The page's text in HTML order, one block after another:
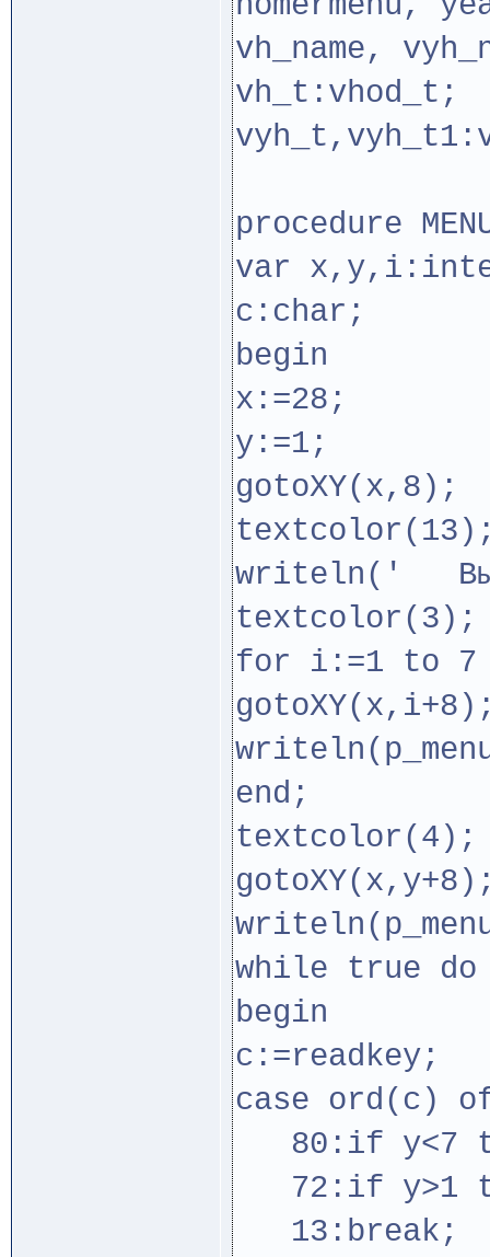
vh_name,
vh_t:vhod_t;
procedure
var
c:char;
begin
x:=28;
y:=1;
gotoXY(x,8);
writeln('
textcolor(3);
for i:=1 to 7
end;
textcolor(4);
while true do
begin
c:=readkey;
case ord(c)
80:if y<7
72:if y>1
13:break;